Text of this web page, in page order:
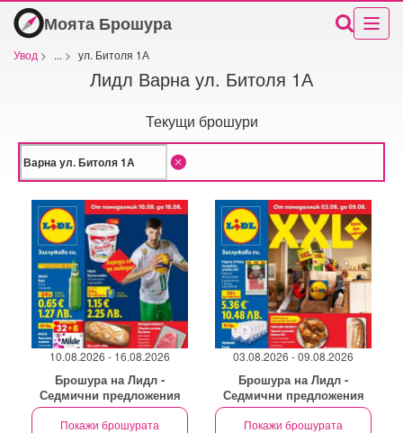
Моята Брошура
Увод > ... > ул. Битоля 1А
Лидл Варна ул. Битоля 1А
Текущи брошури
10.08.2026 - 16.08.2026
Брошура на Лидл -
Седмични предложения
Покажи брошурата
03.08.2026 - 09.08.2026
Брошура на Лидл -
Седмични предложения
Покажи брошурата